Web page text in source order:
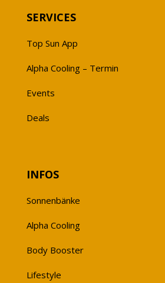
SERVICES
Top Sun App
Alpha Cooling – Termin
Events
Deals
INFOS
Sonnenbänke
Alpha Cooling
Body Booster
Lifestyle